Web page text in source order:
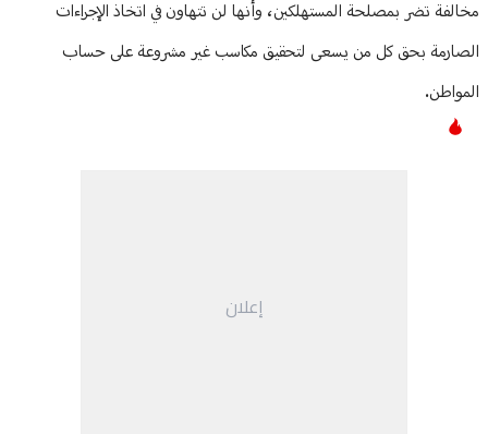
مخالفة تضر بمصلحة المستهلكين، وأنها لن تتهاون في اتخاذ الإجراءات
الصارمة بحق كل من يسعى لتحقيق مكاسب غير مشروعة على حساب
المواطن.
إعلان